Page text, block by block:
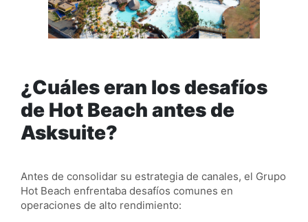
¿Cuáles eran los desafíos
de Hot Beach antes de
Asksuite?
Antes de consolidar su estrategia de canales, el Grupo
Hot Beach enfrentaba desafíos comunes en
operaciones de alto rendimiento: